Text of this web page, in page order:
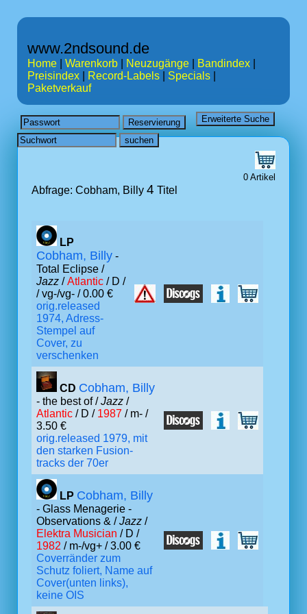
www.2ndsound.de
Home Warenkorb Neuzugänge Bandindex
Preisindex
Record-Labels Specials
Paketverkauf
0 Artikel
Abfrage: Cobham, Billy 4 Titel
LP
Cobham, Billy -
Total Eclipse /
Jazz /Atlantic / D /
/ vg-/vg- / 0.00 €
orig.released
1974, Adress-
Stempel auf
Cover, zu
verschenken
CD Cobham, Billy
- the best of /Jazz /
Atlantic / D / 1987 / m- /
3.50 €
orig.released 1979, mit
den starken Fusion-
tracks der 70er
LP Cobham, Billy
- Glass Menagerie -
Observations & /Jazz /
Elektra Musician / D /
1982 / m-/vg+ / 3.00 €
Coverränder zum
Schutz foliert, Name auf
Cover(unten links),
keine OIS